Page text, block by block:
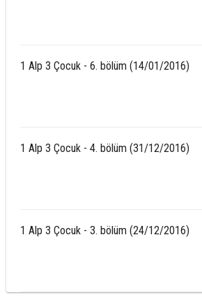
1 Alp 3 Çocuk - 6. bölüm (14/01/2016)
1 Alp 3 Çocuk - 4. bölüm (31/12/2016)
1 Alp 3 Çocuk - 3. bölüm (24/12/2016)